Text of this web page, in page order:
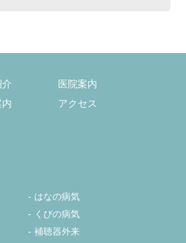
介
医院案内
アクセス
はなの病気
くびの病気
補聴器外来